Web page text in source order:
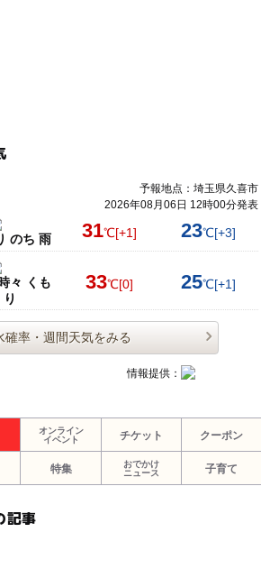
予報地点：埼玉県久喜市
2026年08月06日 12時00分発表
のち 雨 31℃[+1] 23℃[+3]
々 くも
り
33℃[0] 25℃[+1]
確率・週間天気をみる
情報提供：
オンライン
イベント
チケット クーポン
特集
おでかけ
ニュース
子育て
記事